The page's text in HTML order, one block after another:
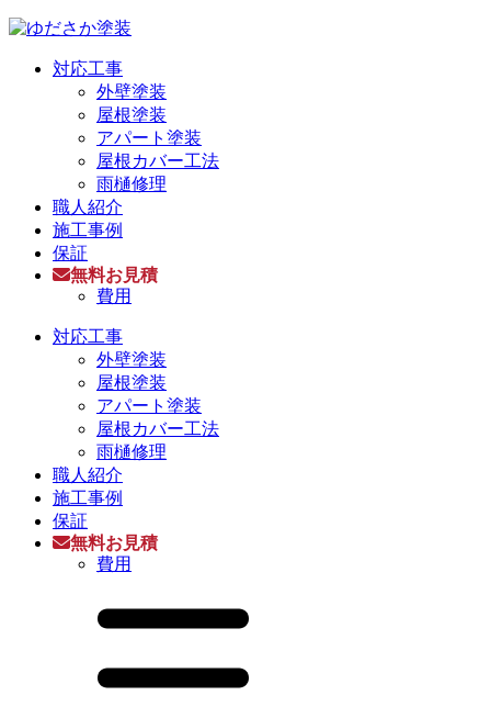
対応工事
外壁塗装
屋根塗装
アパート塗装
屋根カバー工法
雨樋修理
職人紹介
施工事例
保証
無料お見積
費用
対応工事
外壁塗装
屋根塗装
アパート塗装
屋根カバー工法
雨樋修理
職人紹介
施工事例
保証
無料お見積
費用